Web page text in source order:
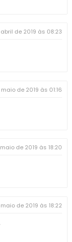
abril de 2019 às 08:23
de 2019 às 01:16
de 2019 às 18:20
de 2019 às 18:22